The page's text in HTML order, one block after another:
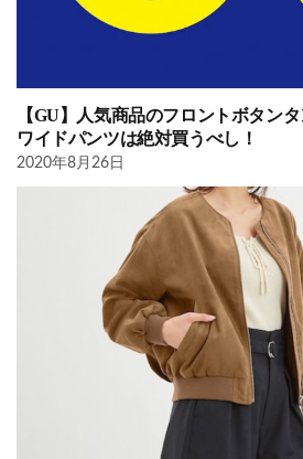
【GU】人気商品のフロントボタン
ワイドパンツは絶対買うべし！
2020年8月26日